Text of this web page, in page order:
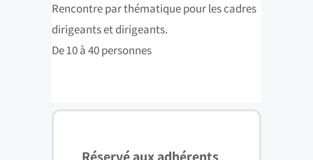
Rencontre par thématique pour les cadres
dirigeants et dirigeants.
De 10 à 40 personnes